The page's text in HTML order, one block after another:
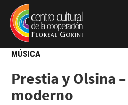
Pasar al contenido principal
Jump to main content
MÚSICA
Prestia y Olsina
moderno